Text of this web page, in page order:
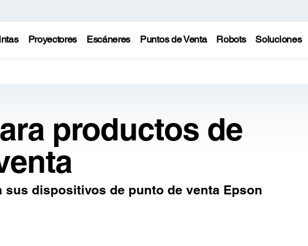
Proyectores Escáneres Puntos de Venta Robots Soluciones
productos de
sus dispositivos de punto de venta Epson